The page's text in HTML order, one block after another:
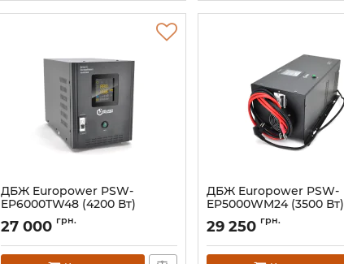
ДБЖ Europower PSW-
EP6000TW48 (4200 Вт)
Артикул: 01492
27 000 грн.
ДБЖ Europower PSW-
EP5000WM24 (3500 Вт)
Артикул: 02133
29 250 грн.